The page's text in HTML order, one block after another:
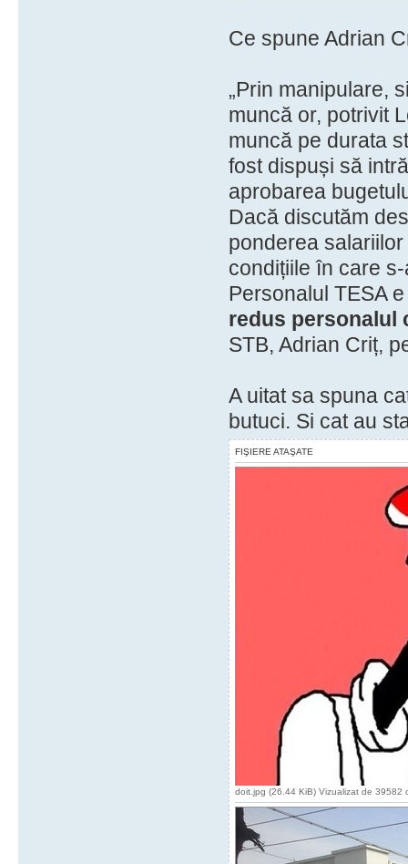
Ce spune Adrian
„Prin manipulare,
muncă or, potrivit
muncă pe durata
fost dispuși să
aprobarea
Dacă discutăm
ponderea
condițiile în care
Personalul TESA
redus personalul
STB, Adrian Criț,
A uitat sa spuna
butuci. Si cat au
FIŞIERE ATAŞATE
doit.jpg (26.44 KiB) Vizualizat de 39582